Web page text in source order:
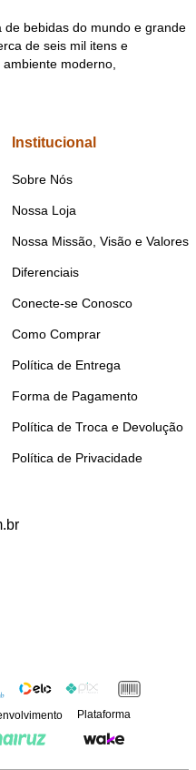
de bebidas do mundo e grande
de seis mil itens e
moderno,
Institucional
Sobre Nós
Nossa Loja
Nossa Missão, Visão e Valores
Diferenciais
Conecte-se Conosco
Como Comprar
Política de Entrega
Forma de Pagamento
Política de Troca e Devolução
Política de Privacidade
Plataforma